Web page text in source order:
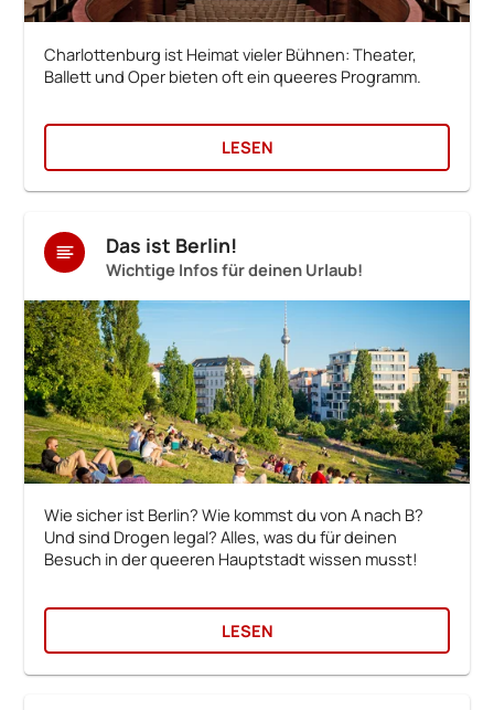
Charlottenburg ist Heimat vieler Bühnen: Theater,
Ballett und Oper bieten oft ein queeres Programm.
LESEN
Das ist Berlin!
Wichtige Infos für deinen Urlaub!
Wie sicher ist Berlin? Wie kommst du von A nach B?
Und sind Drogen legal? Alles, was du für deinen
Besuch in der queeren Hauptstadt wissen musst!
LESEN